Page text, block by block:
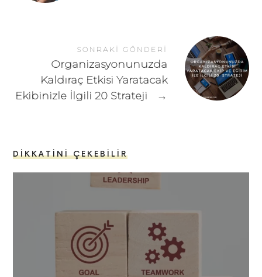
SONRAKI GÖNDERI
Organizasyonunuzda
Kaldıraç Etkisi Yaratacak
Ekibinizle İlgili 20 Strateji
→
DIKKATINI ÇEKEBILIR